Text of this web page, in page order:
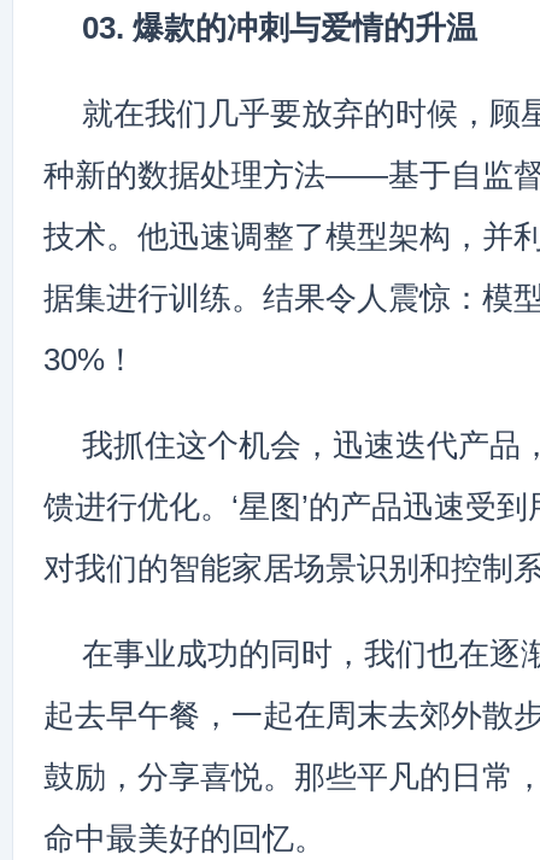
03. 爆款的冲刺与爱情的升温
就在我们几乎要放弃的时候，顾
种新的数据处理方法——基于自监
技术。他迅速调整了模型架构，并
据集进行训练。结果令人震惊：模
30%！
我抓住这个机会，迅速迭代产品
馈进行优化。‘星图’的产品迅速受
对我们的智能家居场景识别和控制
在事业成功的同时，我们也在逐
起去早午餐，一起在周末去郊外散
鼓励，分享喜悦。那些平凡的日常
命中最美好的回忆。